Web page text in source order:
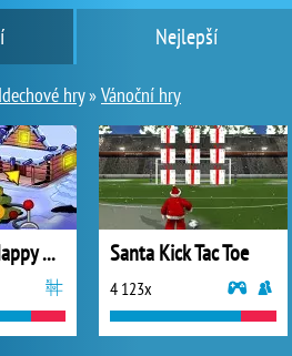
Nejlepší
hry»Vánoční hry
Monkey Go Happy Xmas Tree Santa Kick Tac Toe
4 123x